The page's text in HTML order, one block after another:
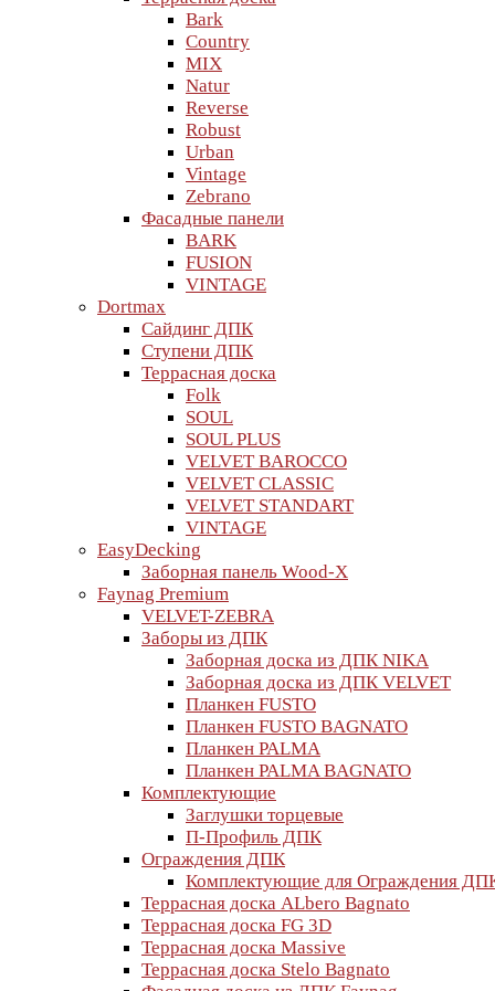
Bark
Country
MIX
Natur
Reverse
Robust
Urban
Vintage
Zebrano
Фасадные панели
BARK
FUSION
VINTAGE
Dortmax
Сайдинг ДПК
Ступени ДПК
Террасная доска
Folk
SOUL
SOUL PLUS
VELVET BAROCCO
VELVET CLASSIC
VELVET STANDART
VINTAGE
EasyDecking
Заборная панель Wood-X
Faynag Premium
VELVET-ZEBRA
Заборы из ДПК
Заборная доска из ДПК NIKA
Заборная доска из ДПК VELVET
Планкен FUSTO
Планкен FUSTO BАGNATO
Планкен PALMA
Планкен PALMA BАGNATO
Комплектующие
Заглушки торцевые
П-Профиль ДПК
Ограждения ДПК
Комплектующие для Ограждения
Террасная доска ALbero Bagnato
Террасная доска FG 3D
Террасная доска Massive
Террасная доска Stelo Bagnato